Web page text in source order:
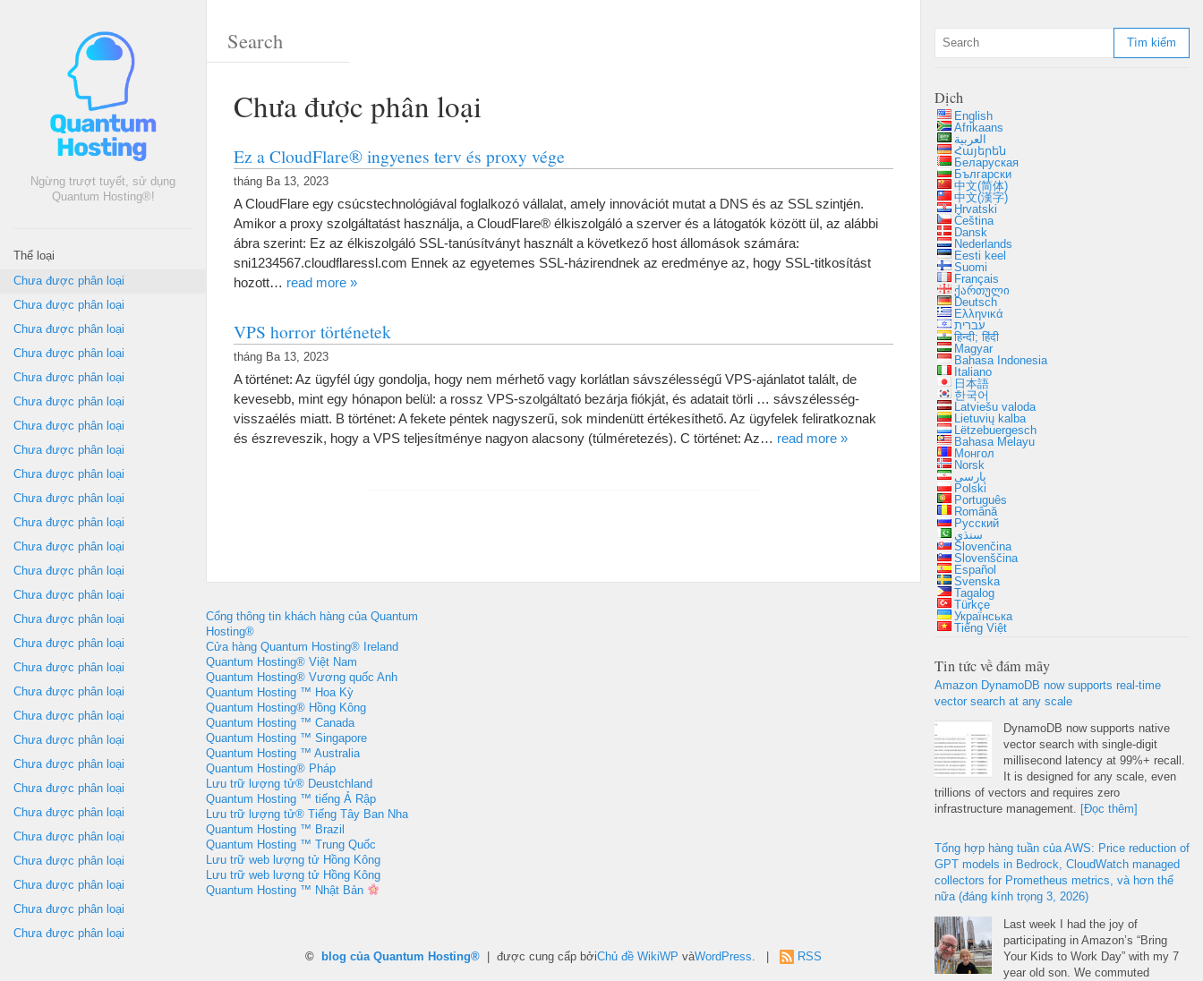
Ngừng trượt tuyết, sử dụng
Quantum Hosting®!
Thể loại
Chưa được phân loại
Chưa được phân loại
Chưa được phân loại
Chưa được phân loại
Chưa được phân loại
Chưa được phân loại
Chưa được phân loại
Chưa được phân loại
Chưa được phân loại
Chưa được phân loại
Chưa được phân loại
Chưa được phân loại
Chưa được phân loại
Chưa được phân loại
Chưa được phân loại
Chưa được phân loại
Chưa được phân loại
Chưa được phân loại
Chưa được phân loại
Chưa được phân loại
Chưa được phân loại
Chưa được phân loại
Chưa được phân loại
Chưa được phân loại
Chưa được phân loại
Chưa được phân loại
Chưa được phân loại
Chưa được phân loại
Chưa được phân loại
Ez a CloudFlare® ingyenes terv és proxy vége
tháng Ba 13, 2023
A CloudFlare egy csúcstechnológiával foglalkozó vállalat, amely innovációt mutat a DNS és az SSL szintjén.
Amikor a proxy szolgáltatást használja, a CloudFlare® élkiszolgáló a szerver és a látogatók között ül, az alábbi
ábra szerint: Ez az élkiszolgáló SSL-tanúsítványt használt a következő host állomások számára:
sni1234567.cloudflaressl.com Ennek az egyetemes SSL-házirendnek az eredménye az, hogy SSL-titkosítást
hozott… read more »
VPS horror történetek
tháng Ba 13, 2023
A történet: Az ügyfél úgy gondolja, hogy nem mérhető vagy korlátlan sávszélességű VPS-ajánlatot talált, de
kevesebb, mint egy hónapon belül: a rossz VPS-szolgáltató bezárja fiókját, és adatait törli … sávszélesség-
visszaélés miatt. B történet: A fekete péntek nagyszerű, sok mindenütt értékesíthető. Az ügyfelek feliratkoznak
és észreveszik, hogy a VPS teljesítménye nagyon alacsony (túlméretezés). C történet: Az… read more »
Dịch
English
Afrikaans
العربية
Հայերեն
Беларуская
Български
中文(简体)
中文(漢字)
Hrvatski
Čeština
Dansk
Nederlands
Eesti keel
Suomi
Français
ქართული
Deutsch
Ελληνικά
עברית
हिन्दी; हिंदी
Magyar
Bahasa Indonesia
Italiano
日本語
한국어
Latviešu valoda
Lietuvių kalba
Lëtzebuergesch
Bahasa Melayu
Монгол
Norsk
پارسی
Polski
Português
Română
Русский
سنڌي
Slovenčina
Slovenščina
Español
Svenska
Tagalog
Türkçe
Українська
Tiếng Việt
Tin tức về đám mây
Amazon DynamoDB now supports real-time
vector search at any scale
DynamoDB now supports native
vector search with single-digit
millisecond latency at99%+ recall .
It is designed for any scale, even
trillions of vectors and requires zero
infrastructure management. [Đọc thêm]
Tổng hợp hàng tuần của AWS: Price reduction of
GPT models in Bedrock, CloudWatch managed
collectors for Prometheus metrics, và hơn thế
nữa (đáng kính trọng 3, 2026)
Last week I had the joy of
participating in Amazon’s “Bring
Your Kids to Work Day” with my7
year old son. We commuted
Cổng thông tin khách hàng của Quantum
Hosting®
Cửa hàng Quantum Hosting® Ireland
Quantum Hosting® Việt Nam
Quantum Hosting® Vương quốc Anh
Quantum Hosting ™ Hoa Kỳ
Quantum Hosting® Hồng Kông
Quantum Hosting ™ Canada
Quantum Hosting ™ Singapore
Quantum Hosting ™ Australia
Quantum Hosting® Pháp
Lưu trữ lượng tử® Deustchland
Quantum Hosting ™ tiếng Ả Rập
Lưu trữ lượng tử® Tiếng Tây Ban Nha
Quantum Hosting ™ Brazil
Quantum Hosting ™ Trung Quốc
Lưu trữ web lượng tử Hồng Kông
Lưu trữ web lượng tử Hồng Kông
Quantum Hosting ™ Nhật Bản
© blog của Quantum Hosting® | được cung cấp bởiChủ đề WikiWP vàWordPress RSS